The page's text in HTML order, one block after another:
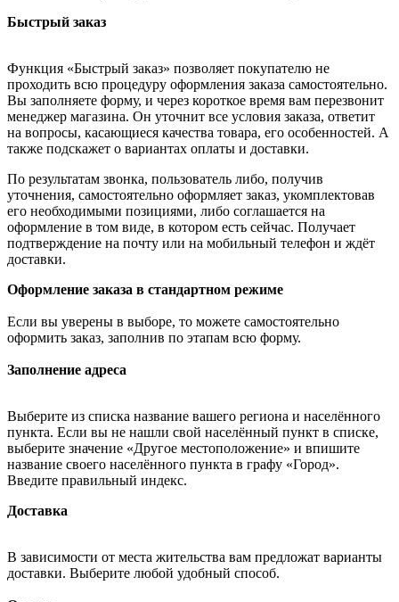
Быстрый заказ
Функция «Быстрый заказ» позволяет покупателю не
проходить всю процедуру оформления заказа самостоятельно.
Вы заполняете форму, и через короткое время вам перезвонит
менеджер магазина. Он уточнит все условия заказа, ответит
на вопросы, касающиеся качества товара, его особенностей. А
также подскажет о вариантах оплаты и доставки.
По результатам звонка, пользователь либо, получив
уточнения, самостоятельно оформляет заказ, укомплектовав
его необходимыми позициями, либо соглашается на
оформление в том виде, в котором есть сейчас. Получает
подтверждение на почту или на мобильный телефон и ждёт
доставки.
Оформление заказа в стандартном режиме
Если вы уверены в выборе, то можете самостоятельно
оформить заказ, заполнив по этапам всю форму.
Заполнение адреса
Выберите из списка название вашего региона и населённого
пункта. Если вы не нашли свой населённый пункт в списке,
выберите значение «Другое местоположение» и впишите
название своего населённого пункта в графу «Город».
Введите правильный индекс.
Доставка
В зависимости от места жительства вам предложат варианты
доставки. Выберите любой удобный способ.